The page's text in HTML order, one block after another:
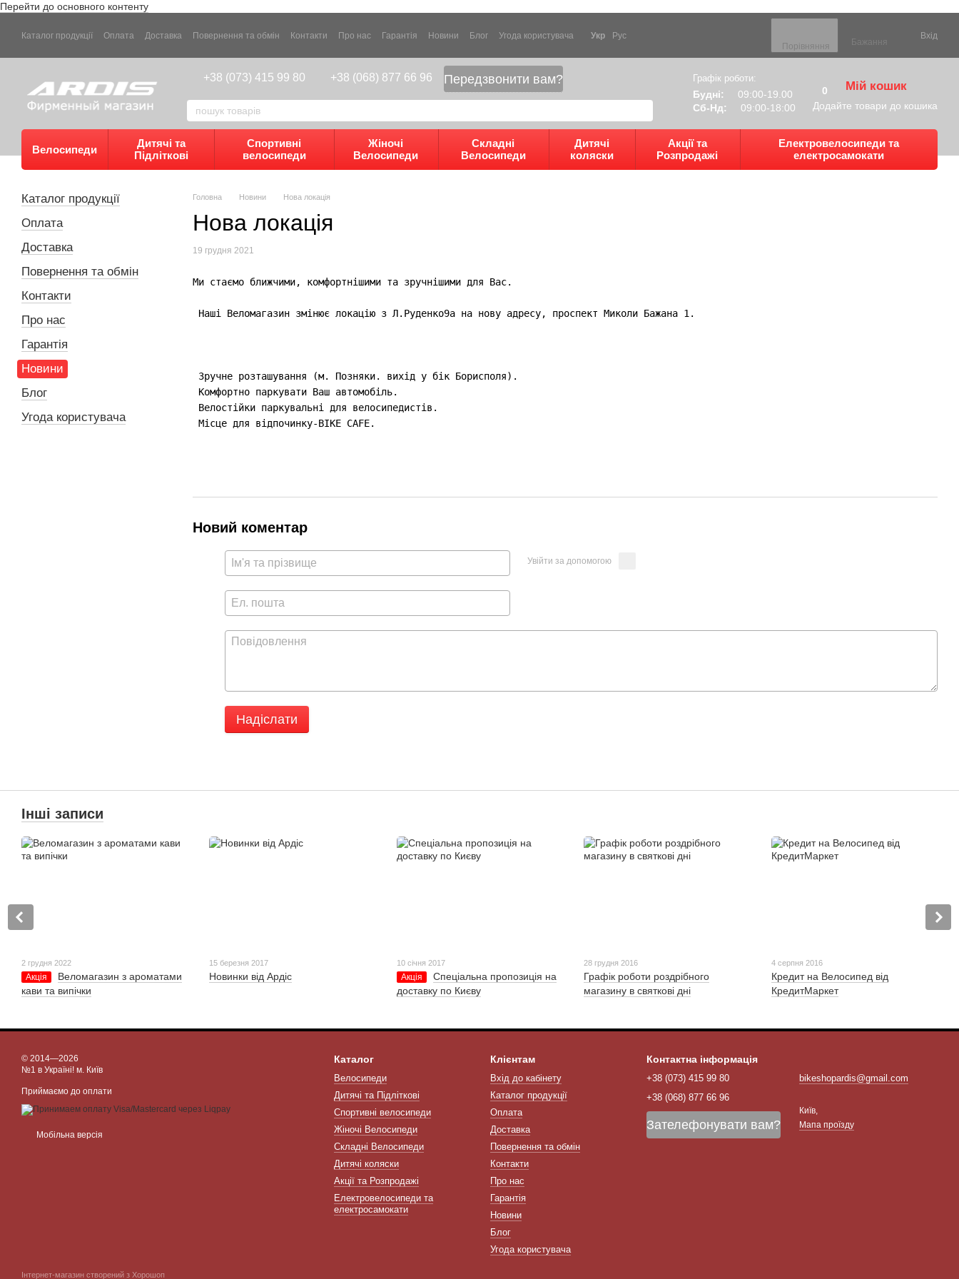
Перейти до основного контенту
Каталог продукції Оплата Доставка Повернення та обмін Контакти Про нас Гарантія Новини Блог Угода користувача Укр
Рус
Порівняння
Бажання
Вхід
+38 (073) 415 99 80 +38 (068) 877 66 96 Передзвонити вам? Графік роботи:
Будні:
09:00-19.00
Сб-Нд:
09:00-18:00
0 Мій кошик
Додайте товари до кошика
Велосипеди
Дитячі та
Підліткові
Спортивні
велосипеди
Жіночі
Велосипеди
Складні
Велосипеди
Дитячі
коляски
Акції та
Розпродажі
Електровелосипеди та
електросамокати
Головна Новини Нова локація
Нова локація
19 грудня 2021
Ми стаємо ближчими, комфортнішими та зручнішими для Вас.
Зручне розташування (м. Позняки. вихід у бік Борисполя).
Комфортно паркувати Ваш автомобіль.
Велостійки паркувальні для велосипедистів.
Місце для відпочинку-BIKE CAFE.
Новий коментар
Увійти за допомогою
Надіслати
Каталог продукції
Оплата
Доставка
Повернення та обмін
Контакти
Про нас
Гарантія
Новини
Блог
Угода користувача
Інші записи
2 грудня 2022
Акція
Веломагазин з ароматами
кави та випічки
15 березня 2017
Новинки від Ардіс
10 січня 2017
Акція
Спеціальна пропозиція на
доставку по Києву
28 грудня 2016
Графік роботи роздрібного
магазину в святкові дні
4 серпня 2016
Кредит на Велосипед від
КредитМаркет
© 2014—2026
№1 в Україні! м. Київ
Приймаємо до оплати
Мобільна версія
Інтернет-магазин створений з Хорошоп
Каталог
Велосипеди
Дитячі та Підліткові
Спортивні велосипеди
Жіночі Велосипеди
Складні Велосипеди
Дитячі коляски
Акції та Розпродажі
Електровелосипеди та
електросамокати
Клієнтам
Вхід до кабінету
Каталог продукції
Оплата
Доставка
Повернення та обмін
Контакти
Про нас
Гарантія
Новини
Блог
Угода користувача
Контактна інформація
+38 (073) 415 99 80
+38 (068) 877 66 96
Зателефонувати вам?
bikeshopardis@gmail.com
Київ,
Мапа проїзду